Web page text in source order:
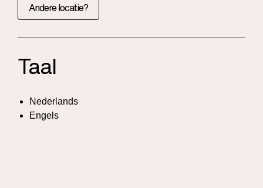
Andere locatie?
Taal
Nederlands
Engels